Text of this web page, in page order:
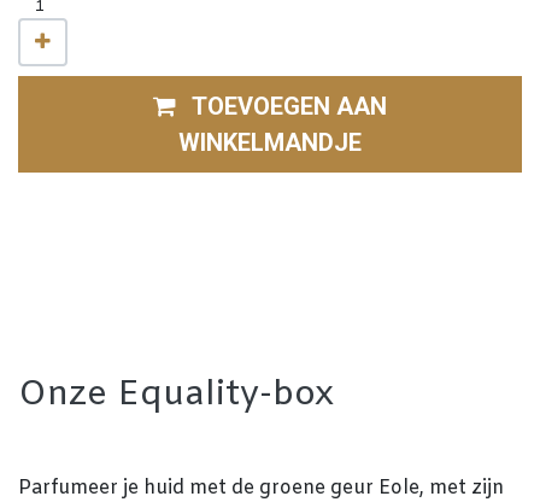
TOEVOEGEN AAN
WINKELMANDJE
Onze Equality-box
Parfumeer je huid met de groene geur Eole, met zijn